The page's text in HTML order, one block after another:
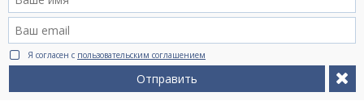
Видео Ruso.TV
BCN life
Сервис на немецком
Я согласен с пользовательским соглашением
Отправить